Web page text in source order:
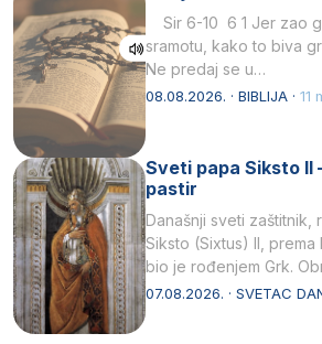
Sir 6-10 6 1 Jer zao
sramotu, kako to biva
Ne predaj se u…
08.08.2026. · BIBLIJA · 11
Sveti papa Siksto II
pastir
Današnji sveti zaštitnik,
Siksto (Sixtus) II,
bio je rođenjem Grk.
afričkim…
07.08.2026. · SVETAC